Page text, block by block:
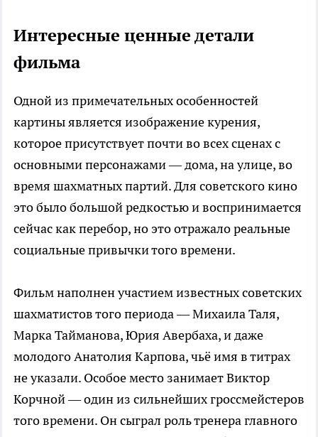
Интересные ценные детали
фильма
Одной из примечательных особенностей
картины является изображение курения,
которое присутствует почти во всех сценах с
основными персонажами — дома, на улице, во
время шахматных партий. Для советского кино
это было большой редкостью и воспринимается
сейчас как перебор, но это отражало реальные
социальные привычки того времени.
Фильм наполнен участием известных советских
шахматистов того периода — Михаила Таля,
Марка Тайманова, Юрия Авербаха, и даже
молодого Анатолия Карпова, чьё имя в титрах
не указали. Особое место занимает Виктор
Корчной — один из сильнейших гроссмейстеров
того времени. Он сыграл роль тренера главного